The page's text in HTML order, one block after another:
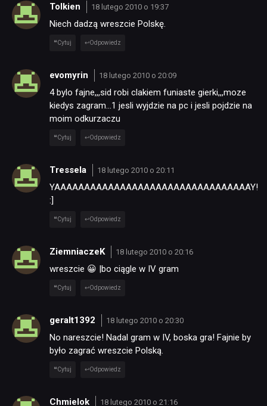
Tolkien 18 lutego 2010 o 19:37
Niech dadzą wreszcie Polskę.
Cytuj Odpowiedz
evomyrin 18 lutego 2010 o 20:09
4 bylo fajne,,,sid robi clakiem funiaste gierki,,,moze
kiedys zagram…1 jesli wyjdzie na pc i jesli pojdzie na
moim odkurzaczu
Cytuj Odpowiedz
Tressela 18 lutego 2010 o 20:11
YAAAAAAAAAAAAAAAAAAAAAAAAAAAAAAAAAY!
:]
Cytuj Odpowiedz
ZiemniaczeK 18 lutego 2010 o 20:16
wreszcie 😀 |bo ciągle w IV gram
Cytuj Odpowiedz
geralt1392 18 lutego 2010 o 20:30
No nareszcie! Nadal gram w IV, boska gra! Fajnie by
było zagrać wreszcie Polską.
Cytuj Odpowiedz
Chmielok 18 lutego 2010 o 21:16